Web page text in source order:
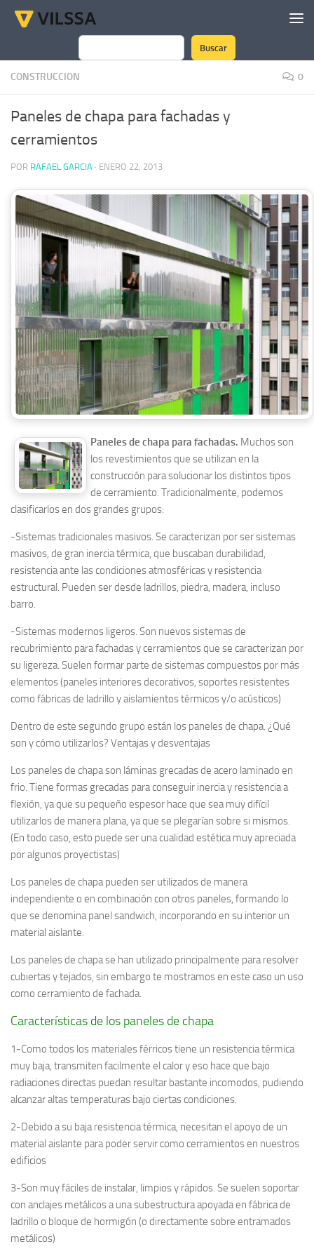
Saltar al contenido
Buscar
Buscar
CONSTRUCCION 0
Paneles de chapa para fachadas y
cerramientos
POR RAFAEL GARCIA · ENERO 22, 2013
Paneles de chapa para fachadas. Muchos son
los revestimientos que se utilizan en la
construcción para solucionar los distintos tipos
de cerramiento. Tradicionalmente, podemos
clasificarlos en dos grandes grupos:
-Sistemas tradicionales masivos. Se caracterizan por ser sistemas
masivos, de gran inercia térmica, que buscaban durabilidad,
resistencia ante las condiciones atmosféricas y resistencia
estructural. Pueden ser desde ladrillos, piedra, madera, incluso
barro.
-Sistemas modernos ligeros. Son nuevos sistemas de
recubrimiento para fachadas y cerramientos que se caracterizan por
su ligereza. Suelen formar parte de sistemas compuestos por más
elementos (paneles interiores decorativos, soportes resistentes
como fábricas de ladrillo y aislamientos térmicos y/o acústicos)
Dentro de este segundo grupo están los paneles de chapa. ¿Qué
son y cómo utilizarlos? Ventajas y desventajas
Los paneles de chapa son láminas grecadas de acero laminado en
frio. Tiene formas grecadas para conseguir inercia y resistencia a
flexión, ya que su pequeño espesor hace que sea muy difícil
utilizarlos de manera plana, ya que se plegarían sobre si mismos.
(En todo caso, esto puede ser una cualidad estética muy apreciada
por algunos proyectistas)
Los paneles de chapa pueden ser utilizados de manera
independiente o en combinación con otros paneles, formando lo
que se denomina panel sandwich, incorporando en su interior un
material aislante.
Los paneles de chapa se han utilizado principalmente para resolver
cubiertas y tejados, sin embargo te mostramos en este caso un uso
como cerramiento de fachada.
Características de los paneles de chapa
1-Como todos los materiales férricos tiene un resistencia térmica
muy baja, transmiten facilmente el calor y eso hace que bajo
radiaciones directas puedan resultar bastante incomodos, pudiendo
alcanzar altas temperaturas bajo ciertas condiciones.
2-Debido a su baja resistencia térmica, necesitan el apoyo de un
material aislante para poder servir como cerramientos en nuestros
edificios
3-Son muy fáciles de instalar, limpios y rápidos. Se suelen soportar
con anclajes metálicos a una subestructura apoyada en fábrica de
ladrillo o bloque de hormigón (o directamente sobre entramados
metálicos)